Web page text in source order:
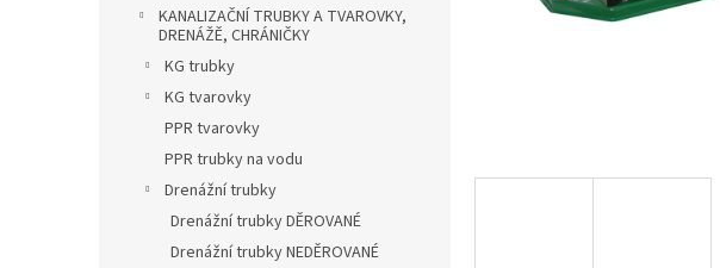
KANALIZAČNÍ TRUBKY A TVAROVKY,
DRENÁŽĚ, CHRÁNIČKY
KG trubky
KG tvarovky
PPR tvarovky
PPR trubky na vodu
Drenážní trubky
Drenážní trubky DĚROVANÉ
Drenážní trubky NEDĚROVANÉ